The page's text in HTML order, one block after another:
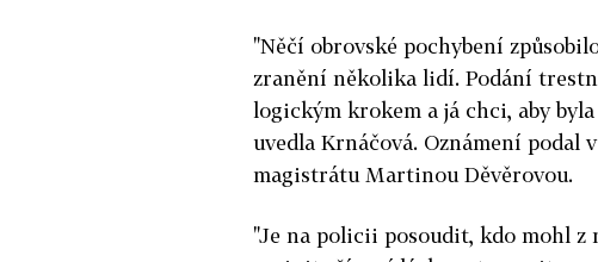
"Něčí obrovské pochybení
zranění několika lidí. Podání
logickým krokem a já chci, aby
uvedla Krnáčová. Oznámení
magistrátu Martinou Děvěrovou.
"Je na policii posoudit, kdo mohl